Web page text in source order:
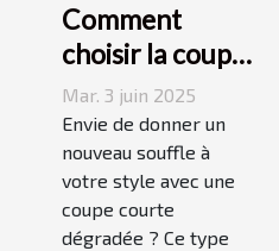
Comment
choisir la coupe
courte
dégradée
parfaite pour
votre visage
Mar. 3 juin 2025
Envie de donner un
nouveau souffle à
votre style avec une
coupe courte
dégradée ? Ce type